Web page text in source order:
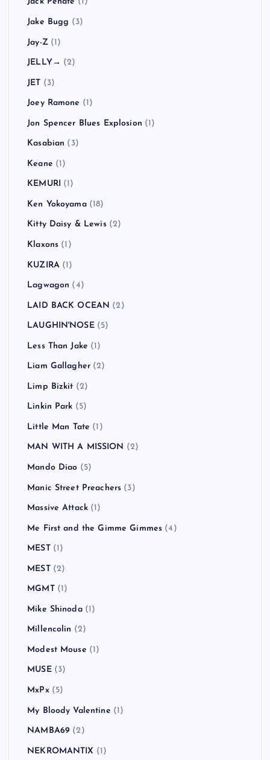
Jake Bugg (3)
Jay-Z(1)
JELLY→ (2)
JET (3)
Joey Ramone (1)
Jon Spencer Blues Explosion (1)
Kasabian (3)
Keane (1)
KEMURI (1)
Ken Yokoyama(18)
Kitty Daisy & Lewis(2)
Klaxons (1)
KUZIRA(1)
Lagwagon (4)
LAID BACK OCEAN (2)
LAUGHIN'NOSE(5)
Less Than Jake (1)
Liam Gallagher (2)
Limp Bizkit (2)
Linkin Park (5)
Little Man Tate (1)
MAN WITH A MISSION (2)
Mando Diao (5)
Manic Street Preachers (3)
Massive Attack (1)
Me First and the Gimme Gimmes (4)
MEST(1)
MEST(2)
MGMT(1)
Mike Shinoda(1)
Millencolin (2)
Modest Mouse (1)
MUSE(3)
MxPx(5)
My Bloody Valentine (1)
NAMBA69 (2)
NEKROMANTIX (1)